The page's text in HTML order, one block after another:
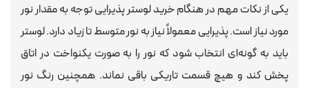
یکی از نکات مهم در هنگام خرید لوستر پذیرایی توجه به مقدار نور
مورد نیاز است. پذیرایی معمولاً نیاز به نور متوسط تا زیاد دارد. لوستر
باید به گونه‌ای انتخاب شود که نور را به صورت یکنواخت در اتاق
پخش کند و هیچ قسمت تاریکی باقی نماند. همچنین رنگ نور